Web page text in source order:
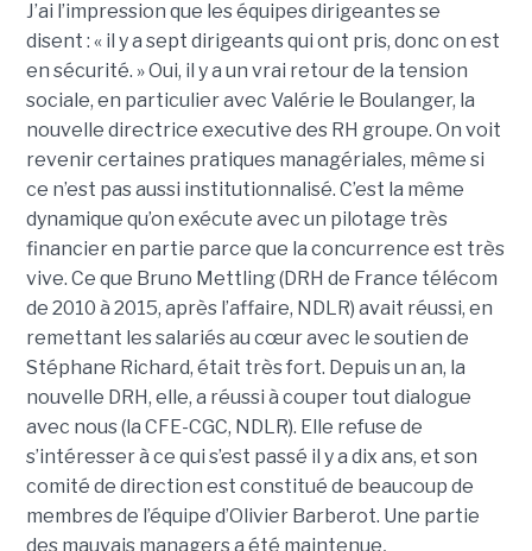
J’ai l’impression que les équipes dirigeantes se
disent : « il y a sept dirigeants qui ont pris, donc on est
en sécurité. » Oui, il y a un vrai retour de la tension
sociale, en particulier avec Valérie le Boulanger, la
nouvelle directrice executive des RH groupe. On voit
revenir certaines pratiques managériales, même si
ce n’est pas aussi institutionnalisé. C’est la même
dynamique qu’on exécute avec un pilotage très
financier en partie parce que la concurrence est très
vive. Ce que Bruno Mettling (DRH de France télécom
de 2010 à 2015, après l’affaire, NDLR) avait réussi, en
remettant les salariés au cœur avec le soutien de
Stéphane Richard, était très fort. Depuis un an, la
nouvelle DRH, elle, a réussi à couper tout dialogue
avec nous (la CFE-CGC, NDLR). Elle refuse de
s’intéresser à ce qui s’est passé il y a dix ans, et son
comité de direction est constitué de beaucoup de
membres de l’équipe d’Olivier Barberot. Une partie
des mauvais managers a été maintenue.